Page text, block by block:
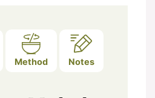
Method Notes